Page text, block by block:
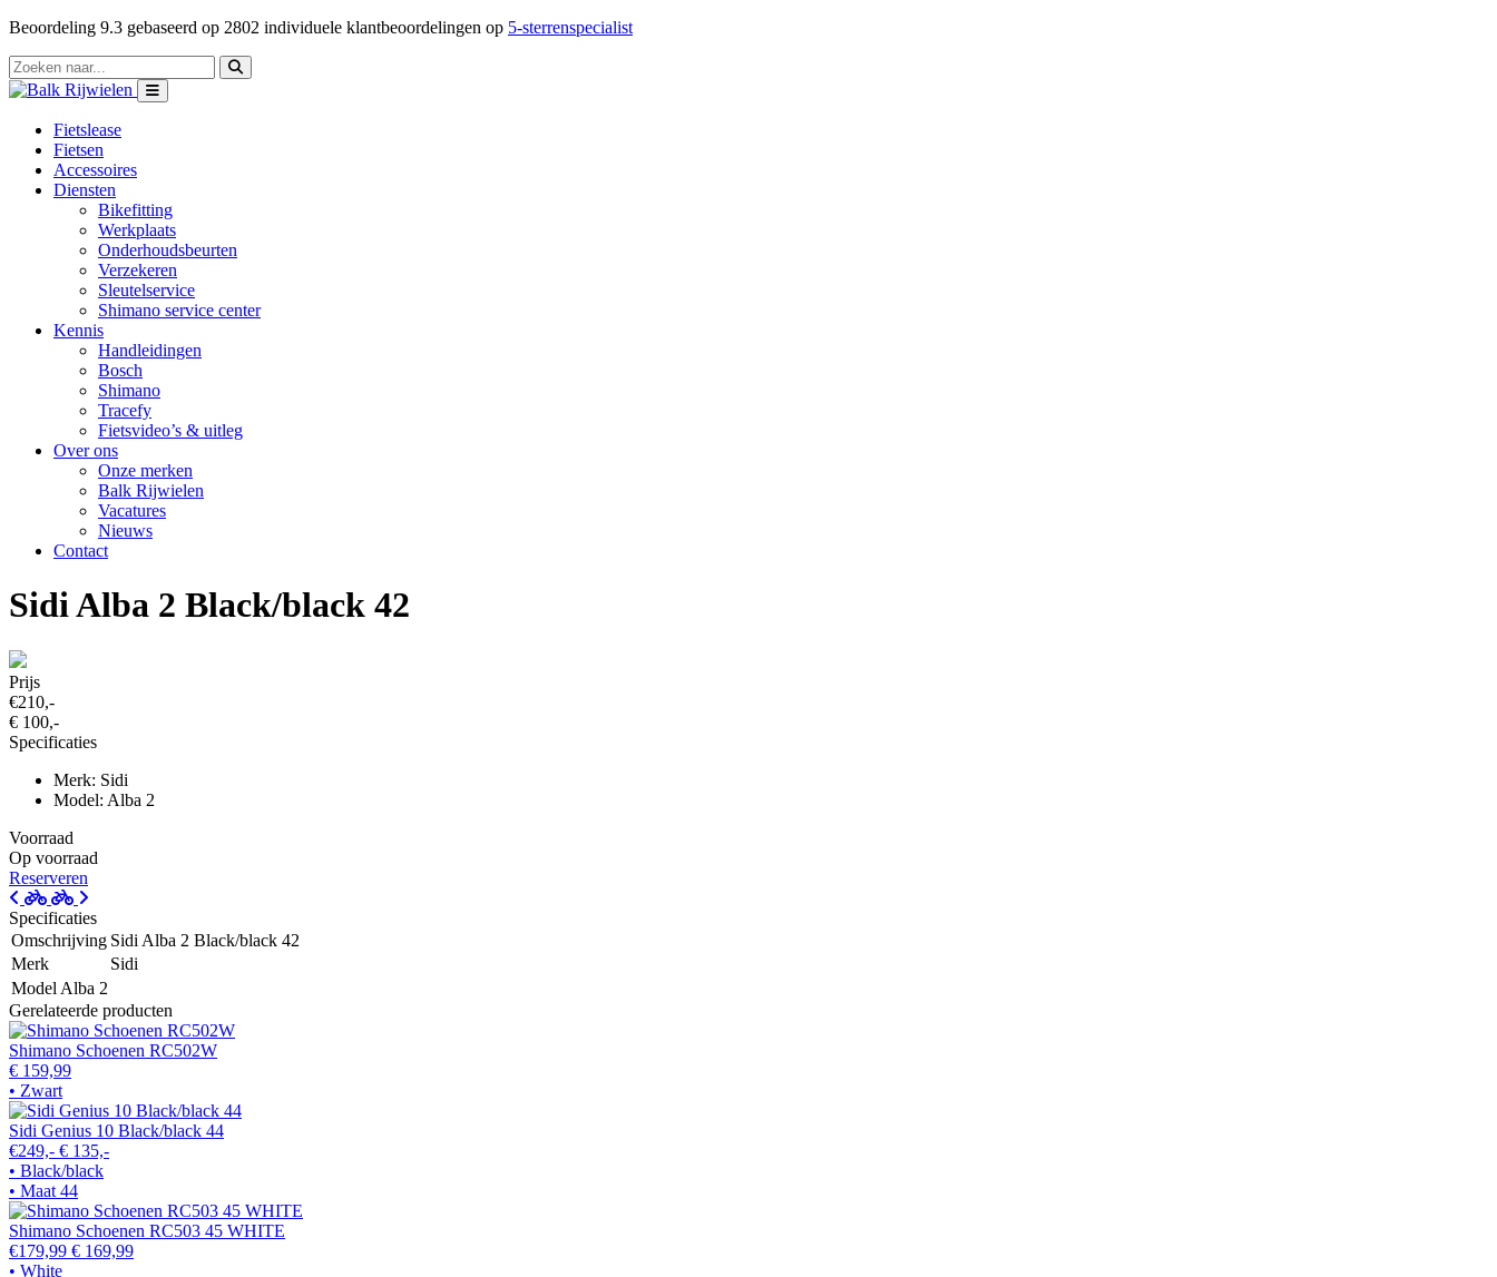
Beoordeling 9.3 gebaseerd op 2802 individuele klantbeoordelingen op 5-sterrenspecialist
Fietslease
Fietsen
Accessoires
Diensten
Bikefitting
Werkplaats
Onderhoudsbeurten
Verzekeren
Sleutelservice
Shimano service center
Kennis
Handleidingen
Bosch
Shimano
Tracefy
Fietsvideo’s & uitleg
Over ons
Onze merken
Balk Rijwielen
Vacatures
Nieuws
Contact
Sidi Alba 2 Black/black 42
Prijs
€210,-
€ 100,-
Specificaties
Merk: Sidi
Model: Alba 2
Voorraad
Op voorraad
Reserveren
Specificaties
Omschrijving Sidi Alba 2 Black/black 42
Merk
Sidi
Model Alba 2
Gerelateerde producten
Shimano Schoenen RC502W
€ 159,99
• Zwart
Sidi Genius 10 Black/black 44
€249,- € 135,-
• Black/black
• Maat 44
Shimano Schoenen RC503 45 WHITE
€179,99 € 169,99
• White